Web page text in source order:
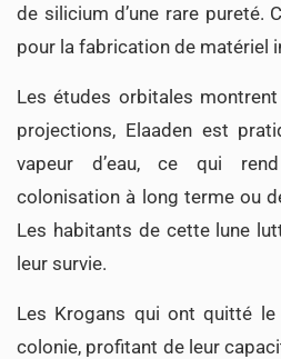
de silicium d’une rare pureté.
pour la fabrication de matériel
Les études orbitales
projections, Elaaden est
vapeur d’eau, ce qui
colonisation à long terme ou
Les habitants de cette lune
leur survie.
Les Krogans qui ont quitté
colonie, profitant de leur